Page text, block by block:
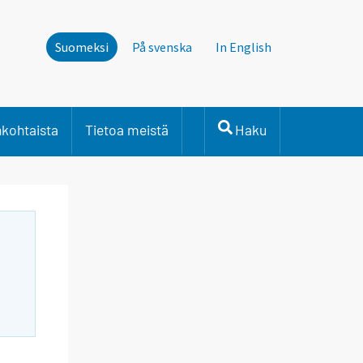
Suomeksi På svenska In English
Tietoa meistä Haku